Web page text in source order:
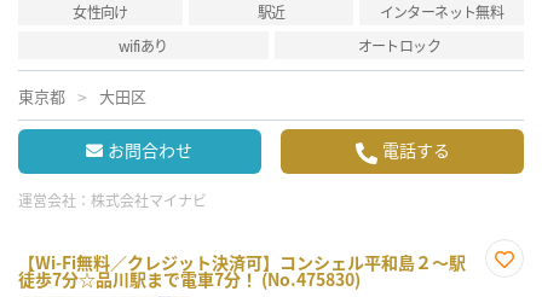
女性向け 駅近
インターネット無料
wifiあり
オートロック
東京都 大田区
お問合わせ 電話する
運営会社： 株式会社マイナビ
【Wi-Fi無料／クレジット決済可】コンシェル平和島２～駅
徒歩7分☆品川駅まで電車7分！ (No.475830)